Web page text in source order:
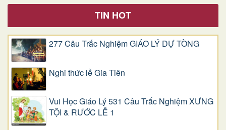
TIN HOT
277 Câu Trắc Nghiệm GIÁO LÝ DỰ TÒNG
Nghi thức lễ Gia Tiên
Vui Học Giáo Lý 531 Câu Trắc Nghiệm XƯNG
TỘI & RƯỚC LỄ 1